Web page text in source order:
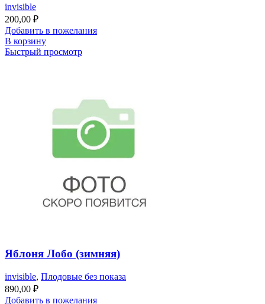
invisible
200,00 ₽
Добавить в пожелания
В корзину
Быстрый просмотр
Яблоня Лобо (зимняя)
invisible, Плодовые без показа
890,00 ₽
Добавить в пожелания